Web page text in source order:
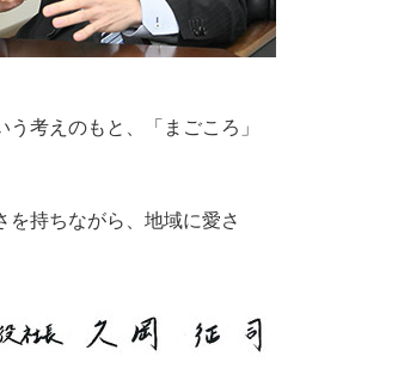
考えのもと、「まごころ」
持ちながら、地域に愛さ